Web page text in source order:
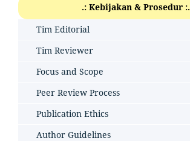
.: Kebijakan & Prosedur :.
Tim Editorial
Tim Reviewer
Focus and Scope
Peer Review Process
Publication Ethics
Author Guidelines